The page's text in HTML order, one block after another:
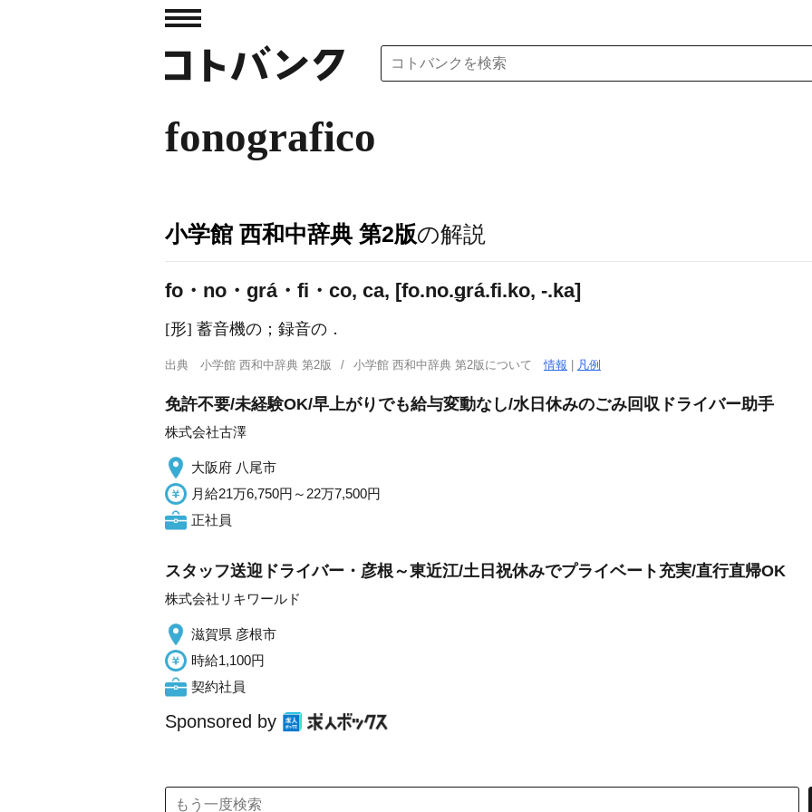
fonografico
小学館 西和中辞典 第2版の解説
fo・no・grá・fi・co, ca, [fo.no.ǥrá.fi.ko, -.ka]
[形] 蓄音機の；録音の．
出典 小学館 西和中辞典 第2版 小学館 西和中辞典 第2版について情報 凡例
免許不要/未経験OK/早上がりでも給与変動なし/水日休みのごみ回収ドライバー助手
株式会社古澤
大阪府 八尾市
月給21万6,750円～22万7,500円
正社員
スタッフ送迎ドライバー・彦根～東近江/土日祝休みでプライベート充実/直行直帰OK
株式会社リキワールド
滋賀県 彦根市
時給1,100円
契約社員
Sponsored by